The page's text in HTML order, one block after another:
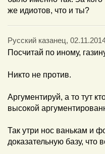
же идиотов, что и ты?
Русский казанец,
Посчитай по иному,
Никто не против.
Аргументируй, а то тут
высокой
Так утри нос ванькам и
доказательную базу, что